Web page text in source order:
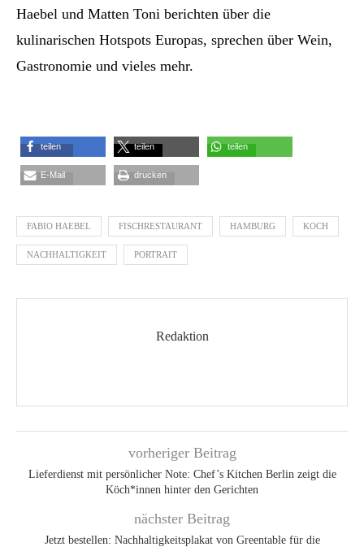
Haebel und Matten Toni berichten über die
kulinarischen Hotspots Europas, sprechen über Wein,
Gastronomie und vieles mehr.
teilen teilen teilen
E-Mail drucken
FABIO HAEBEL FISCHRESTAURANT HAMBURG KOCH
NACHHALTIGKEIT PORTRAIT
Redaktion
vorheriger Beitrag
Lieferdienst mit persönlicher Note: Chef’s Kitchen Berlin zeigt die
Köch*innen hinter den Gerichten
nächster Beitrag
Jetzt bestellen: Nachhaltigkeitsplakat von Greentable für die